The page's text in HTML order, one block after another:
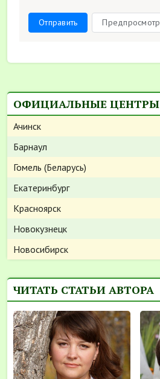
Отправить Предпросмотр
ОФИЦИАЛЬНЫЕ ЦЕНТРЫ
Ачинск
Барнаул
Гомель (Беларусь)
Екатеринбург
Красноярск
Новокузнецк
Новосибирск
ЧИТАТЬ СТАТЬИ АВТОРА